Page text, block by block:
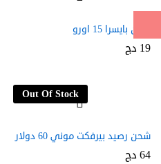
شحن بايسرا 15 اورو
19 دج
Out Of Stock
شحن رصيد بيرفكت موني 60 دولار
64دج